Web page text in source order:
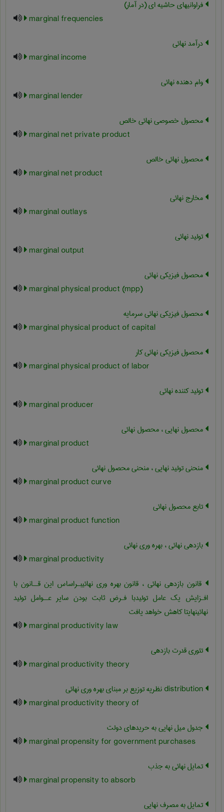
فراوانیهای حاشیه ای (در آمار)
marginal frequencies
درآمد نهائی
marginal income
وام دهنده نهائی
marginal lender
محصول خصوصی نهائی خالص
marginal net private product
محصول نهائی خالص
marginal net product
مخارج نهائی
marginal outlays
تولید نهائی
marginal output
محصول فیزیکی نهائی
marginal physical product (mpp)
محصول فیزیکی نهائی سرمایه
marginal physical product of capital
محصول فیزیکی نهائی کار
marginal physical product of labor
تولید کننده نهائی
marginal producer
محصول نهایی ، محصول نهائی
marginal product
منحنی تولید نهایی ، منحنی محصول نهائی
marginal product curve
تابع محصول نهائی
marginal product function
بازدهی نهائی ، بهره وری نهائی
marginal productivity
قانون بازدهی نهائی ، قانون بهره وری نهائیبـراساس این قــانون با
افـزایش یک عامل تولیدبا فـرض ثابت بودن سایر عــوامل تولید
نهائینهایتا کاهش خواهد یافت
marginal productivity law
تئوری قدرت بازدهی
marginal productivity theory
marginal productivity theory of
جدول میل نهایی به حریدهای دولت
marginal propensity for government purchases
تمایل نهائی به جذب
marginal propensity to absorb
تمایل به مصرف نهایی